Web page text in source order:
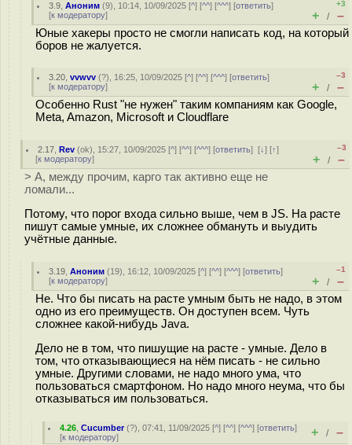
3.9 ,Аноним (9), 10:14, 10/09/2025 [^] [^^] [^^^] [ответить]
[к модератору]
+3
+ / –
Юные хакеры просто не смогли написать код, на который
боров не жалуется.
3.20 ,vvwvv (?), 16:25, 10/09/2025 [^] [^^] [^^^] [ответить]
[к модератору]
–3
+ / –
Особенно Rust "не нужен" таким компаниям как Google,
Meta, Amazon, Microsoft и Cloudflare
2.17 ,Rev (ok), 15:27, 10/09/2025 [^] [^^] [^^^] [ответить][↓] [↑]
[к модератору]
–3
+ / –
> А, между прочим, карго так активно еще не
ломали...
Потому, что порог входа сильно выше, чем в JS. На расте
пишут самые умные, их сложнее обмануть и выудить
учётные данные.
3.19 ,Аноним (19), 16:12, 10/09/2025 [^] [^^] [^^^] [ответить]
[к модератору]
–1
+ / –
Не. Что бы писать на расте умным быть не надо, в этом
одно из его преимуществ. Он доступен всем. Чуть
сложнее какой-нибудь Java.
Дело не в том, что пишущие на расте - умные. Дело в
том, что отказывающиеся на нём писать - не сильно
умные. Другими словами, не надо много ума, что
пользоваться смартфоном. Но надо много неума, что бы
отказываться им пользоваться.
4.26 ,Cucumber(?), 07:41, 11/09/2025 [^] [^^] [^^^] [ответить]
[к модератору] + / –